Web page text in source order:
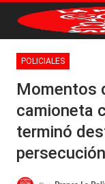
POLICIALES
Momentos
camioneta
terminó
persecución